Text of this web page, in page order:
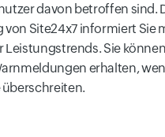
davon betroffen sind.
Site24x7 informiert Sie
Sie
erhalten,